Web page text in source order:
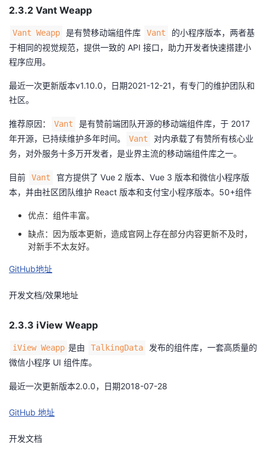
2.3.2 Vant Weapp
Vant Weapp 是有赞移动端组件库 Vant
的小程序版本，两者基
于相同的视觉规范，提供一致的 API 接口，助力开发者快速搭建小
程序应用。
最近一次更新版本v1.10.0，日期2021-12-21，有专门的维护团队和
社区。
推荐原因： Vant
是有赞前端团队开源的移动端组件库，于 2017
年开源，已持续维护多年时间。
Vant
对内承载了有赞所有核心业
务，对外服务十多万开发者，是业界主流的移动端组件库之一。
目前 Vant
官方提供了 Vue 2 版本、Vue 3 版本和微信小程序版
本，并由社区团队维护 React 版本和支付宝小程序版本。50+组件
优点：组件丰富。
缺点：因为版本更新，造成官网上存在部分内容更新不及时，
对新手不太友好。
GitHub地址
开发文档/效果地址
2.3.3 iView Weapp
iView Weapp 是由 TalkingData
发布的组件库，一套高质量的
微信小程序 UI 组件库。
最近一次更新版本2.0.0，日期2018-07-28
GitHub 地址
开发文档